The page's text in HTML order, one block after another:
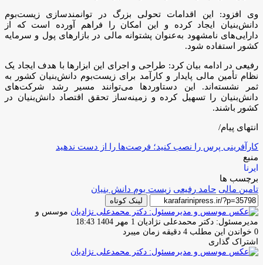
وی افزود: این اقدامات تحولی بزرگ در توانمندسازی زیست‌بوم
دانش‌بنیان ایجاد کرده و این امکان را فراهم آورده است که از
دارایی‌های نامشهود به‌عنوان پشتوانه مالی در بازارهای پول و سرمایه
کشور استفاده شود.
رفیعی در ادامه بیان کرد: طراحی و اجرای این ابزارها با هدف ایجاد یک
نظام تأمین مالی پایدار و کارآمد برای زیست‌بوم دانش‌بنیان کشور به
ثمر نشسته‌اند. این دستاوردها می‌توانند مسیر رشد شرکت‌های
دانش‌بنیان را تسهیل کرده و زمینه‌ساز تحقق اقتصاد دانش‌بنیان در
کشور باشند.
انتهای پیام/
کارآفرینی پرس را نصب کنید؛ فرصت‌ها را از دست ندهید
منبع
ایرنا
برچسب ها
تامین مالی حامد رفیعی زیست بوم دانش بنیان
لینک کوتاه
موسس و
مدیرمسئول: دکتر محمدعلی نژادیان ارسال
ایمیل
1 مهر 1404 18:43
0 خواندن این مطلب 4 دقیقه زمان میبرد
اشتراک گذاری
فیس
توئیتر
لینکدین
واتس
تلگرام
اشتراک
چاپ